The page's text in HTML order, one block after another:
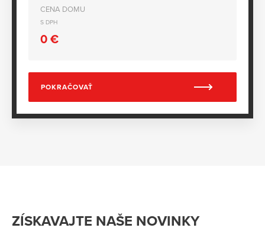
CENA DOMU
S DPH
0 €
POKRAČOVAŤ
ZÍSKAVAJTE NAŠE NOVINKY